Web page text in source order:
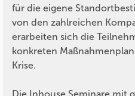
für die eigene
von den zahlreichen
erarbeiten sich die
konkreten
Krise.